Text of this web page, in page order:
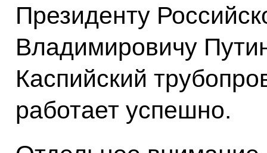
Президенту
Владимировичу
Каспийский
работает успешно.